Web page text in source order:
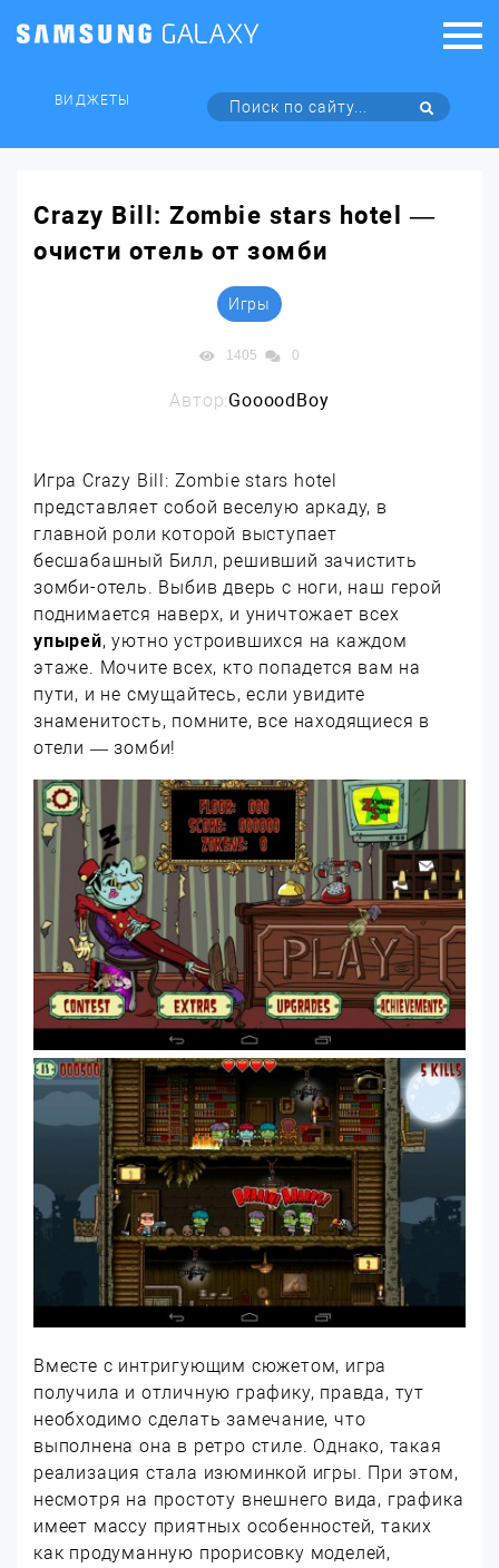
ВИДЖЕТЫ
Crazy Bill: Zombie stars hotel —
очисти отель от зомби
Игры
1405 0
Автор:GoooodBoy
Игра Crazy Bill: Zombie stars hotel
представляет собой веселую аркаду, в
главной роли которой выступает
бесшабашный Билл, решивший зачистить
зомби-отель. Выбив дверь с ноги, наш герой
поднимается наверх, и уничтожает всех
упырей, уютно устроившихся на каждом
этаже. Мочите всех, кто попадется вам на
пути, и не смущайтесь, если увидите
знаменитость, помните, все находящиеся в
отели — зомби!
Вместе с интригующим сюжетом, игра
получила и отличную графику, правда, тут
необходимо сделать замечание, что
выполнена она в ретро стиле. Однако, такая
реализация стала изюминкой игры. При этом,
несмотря на простоту внешнего вида, графика
имеет массу приятных особенностей, таких
как продуманную прорисовку моделей,